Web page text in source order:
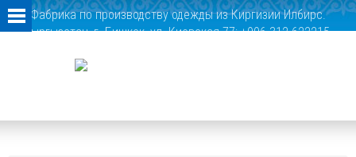
Фабрика по производству одежды из Киргизии Илбирс.
Кыргызстан, г. Бишкек, ул. Киевская 77; +996 312 622215,